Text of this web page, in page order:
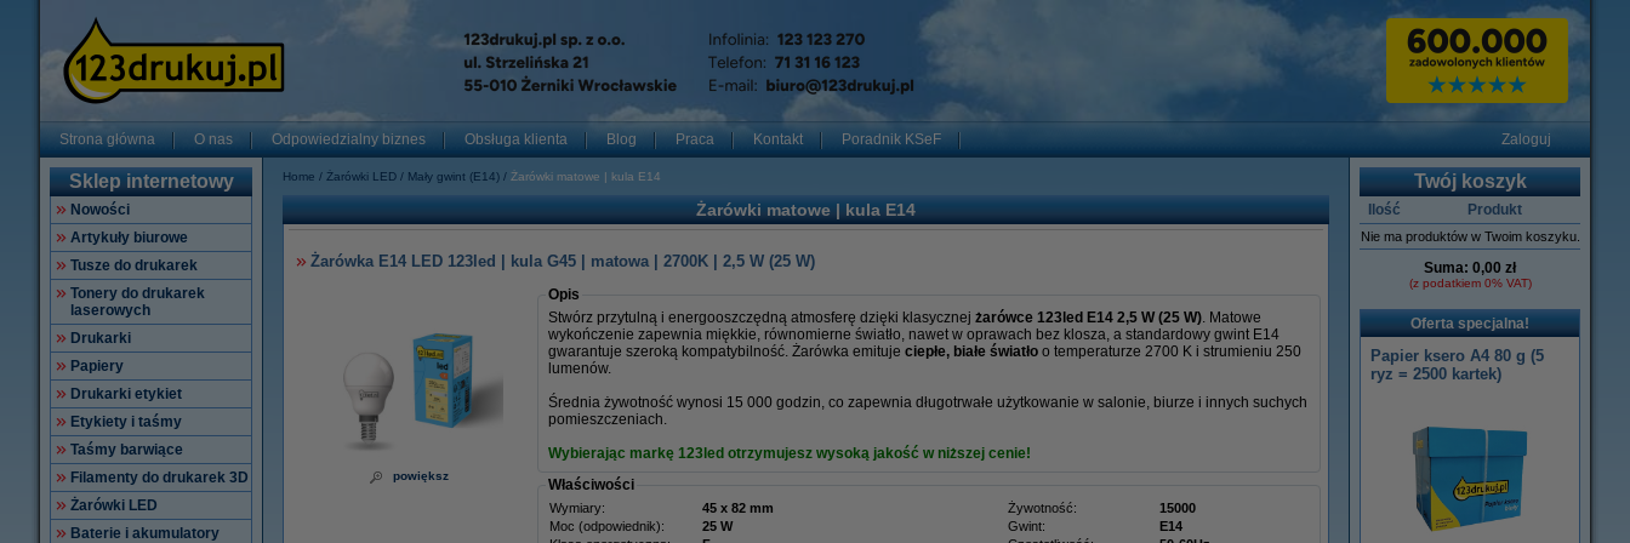
Strona główna O nas Odpowiedzialny biznes Obsługa klienta Blog Praca Kontakt Poradnik KSeF Zaloguj
Sklep internetowy
Nowości
Artykuły biurowe
Tusze do drukarek
Tonery do drukarek
laserowych
Drukarki
Papiery
Drukarki etykiet
Etykiety i taśmy
Taśmy barwiące
Filamenty do drukarek 3D
Żarówki LED
Baterie i akumulatory
Home Żarówki LED Mały gwint (E14) Żarówki matowe | kula E14
Żarówki matowe | kula E14
Żarówka E14 LED 123led | kula G45 | matowa | 2700K | 2,5 W (25 W)
powiększ
Opis
Stwórz przytulną i energooszczędną atmosferę dzięki klasycznej żarówce 123led E14 2,5 W (25 W). Matowe
wykończenie zapewnia miękkie, równomierne światło, nawet w oprawach bez klosza, a standardowy gwint E14
gwarantuje szeroką kompatybilność. Żarówka emituje ciepłe, białe światło o temperaturze 2700 K i strumieniu 250
lumenów.
Średnia żywotność wynosi 15 000 godzin, co zapewnia długotrwałe użytkowanie w salonie, biurze i innych suchych
pomieszczeniach.
Wybierając markę 123led otrzymujesz wysoką jakość w niższej cenie!
Właściwości
Wymiary: 45 x 82 mm Żywotność:
15000
Moc (odpowiednik):
25 W Gwint:
E14
Twój koszyk
Ilość Produkt
Nie ma produktów w Twoim koszyku.
Suma: 0,00 zł
(z podatkiem 0% VAT)
Oferta specjalna!
Papier ksero A4 80 g (5
ryz = 2500 kartek)